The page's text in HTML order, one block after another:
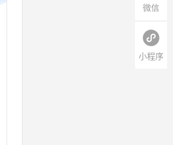
微信
小程序